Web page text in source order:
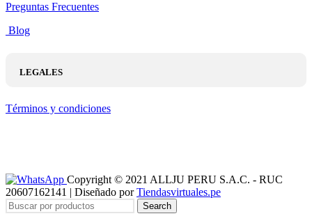
Preguntas Frecuentes
Blog
LEGALES
Términos y condiciones
Copyright © 2021 ALLJU PERU S.A.C. - RUC
20607162141 | Diseñado porTiendasvirtuales.pe
Search